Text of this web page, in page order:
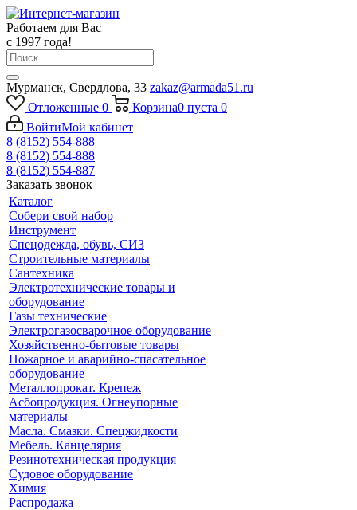
Работаем для Вас
с 1997 года!
Мурманск, Свердлова, 33 zakaz@armada51.ru
Отложенные 0 Корзина0 пуста 0
ВойтиМой кабинет
8 (8152) 554-888
8 (8152) 554-888
8 (8152) 554-887
Заказать звонок
Каталог
Собери свой набор
Инструмент
Спецодежда, обувь, СИЗ
Строительные материалы
Сантехника
Электротехнические товары и
оборудование
Газы технические
Электрогазосварочное оборудование
Хозяйственно-бытовые товары
Пожарное и аварийно-спасательное
оборудование
Металлопрокат. Крепеж
Асбопродукция. Огнеупорные
материалы
Масла. Смазки. Спецжидкости
Мебель. Канцелярия
Резинотехническая продукция
Судовое оборудование
Химия
Распродажа